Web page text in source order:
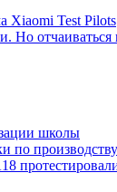
Xiaomi Test Pilots
Но отчаиваться
школы
по